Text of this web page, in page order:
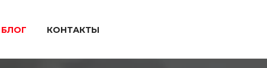
БЛОГ КОНТАКТЫ